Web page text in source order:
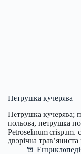
Петрушка кучерява
Петрушка кучерява;
польова, петрушка
Petroselinum
дворічна